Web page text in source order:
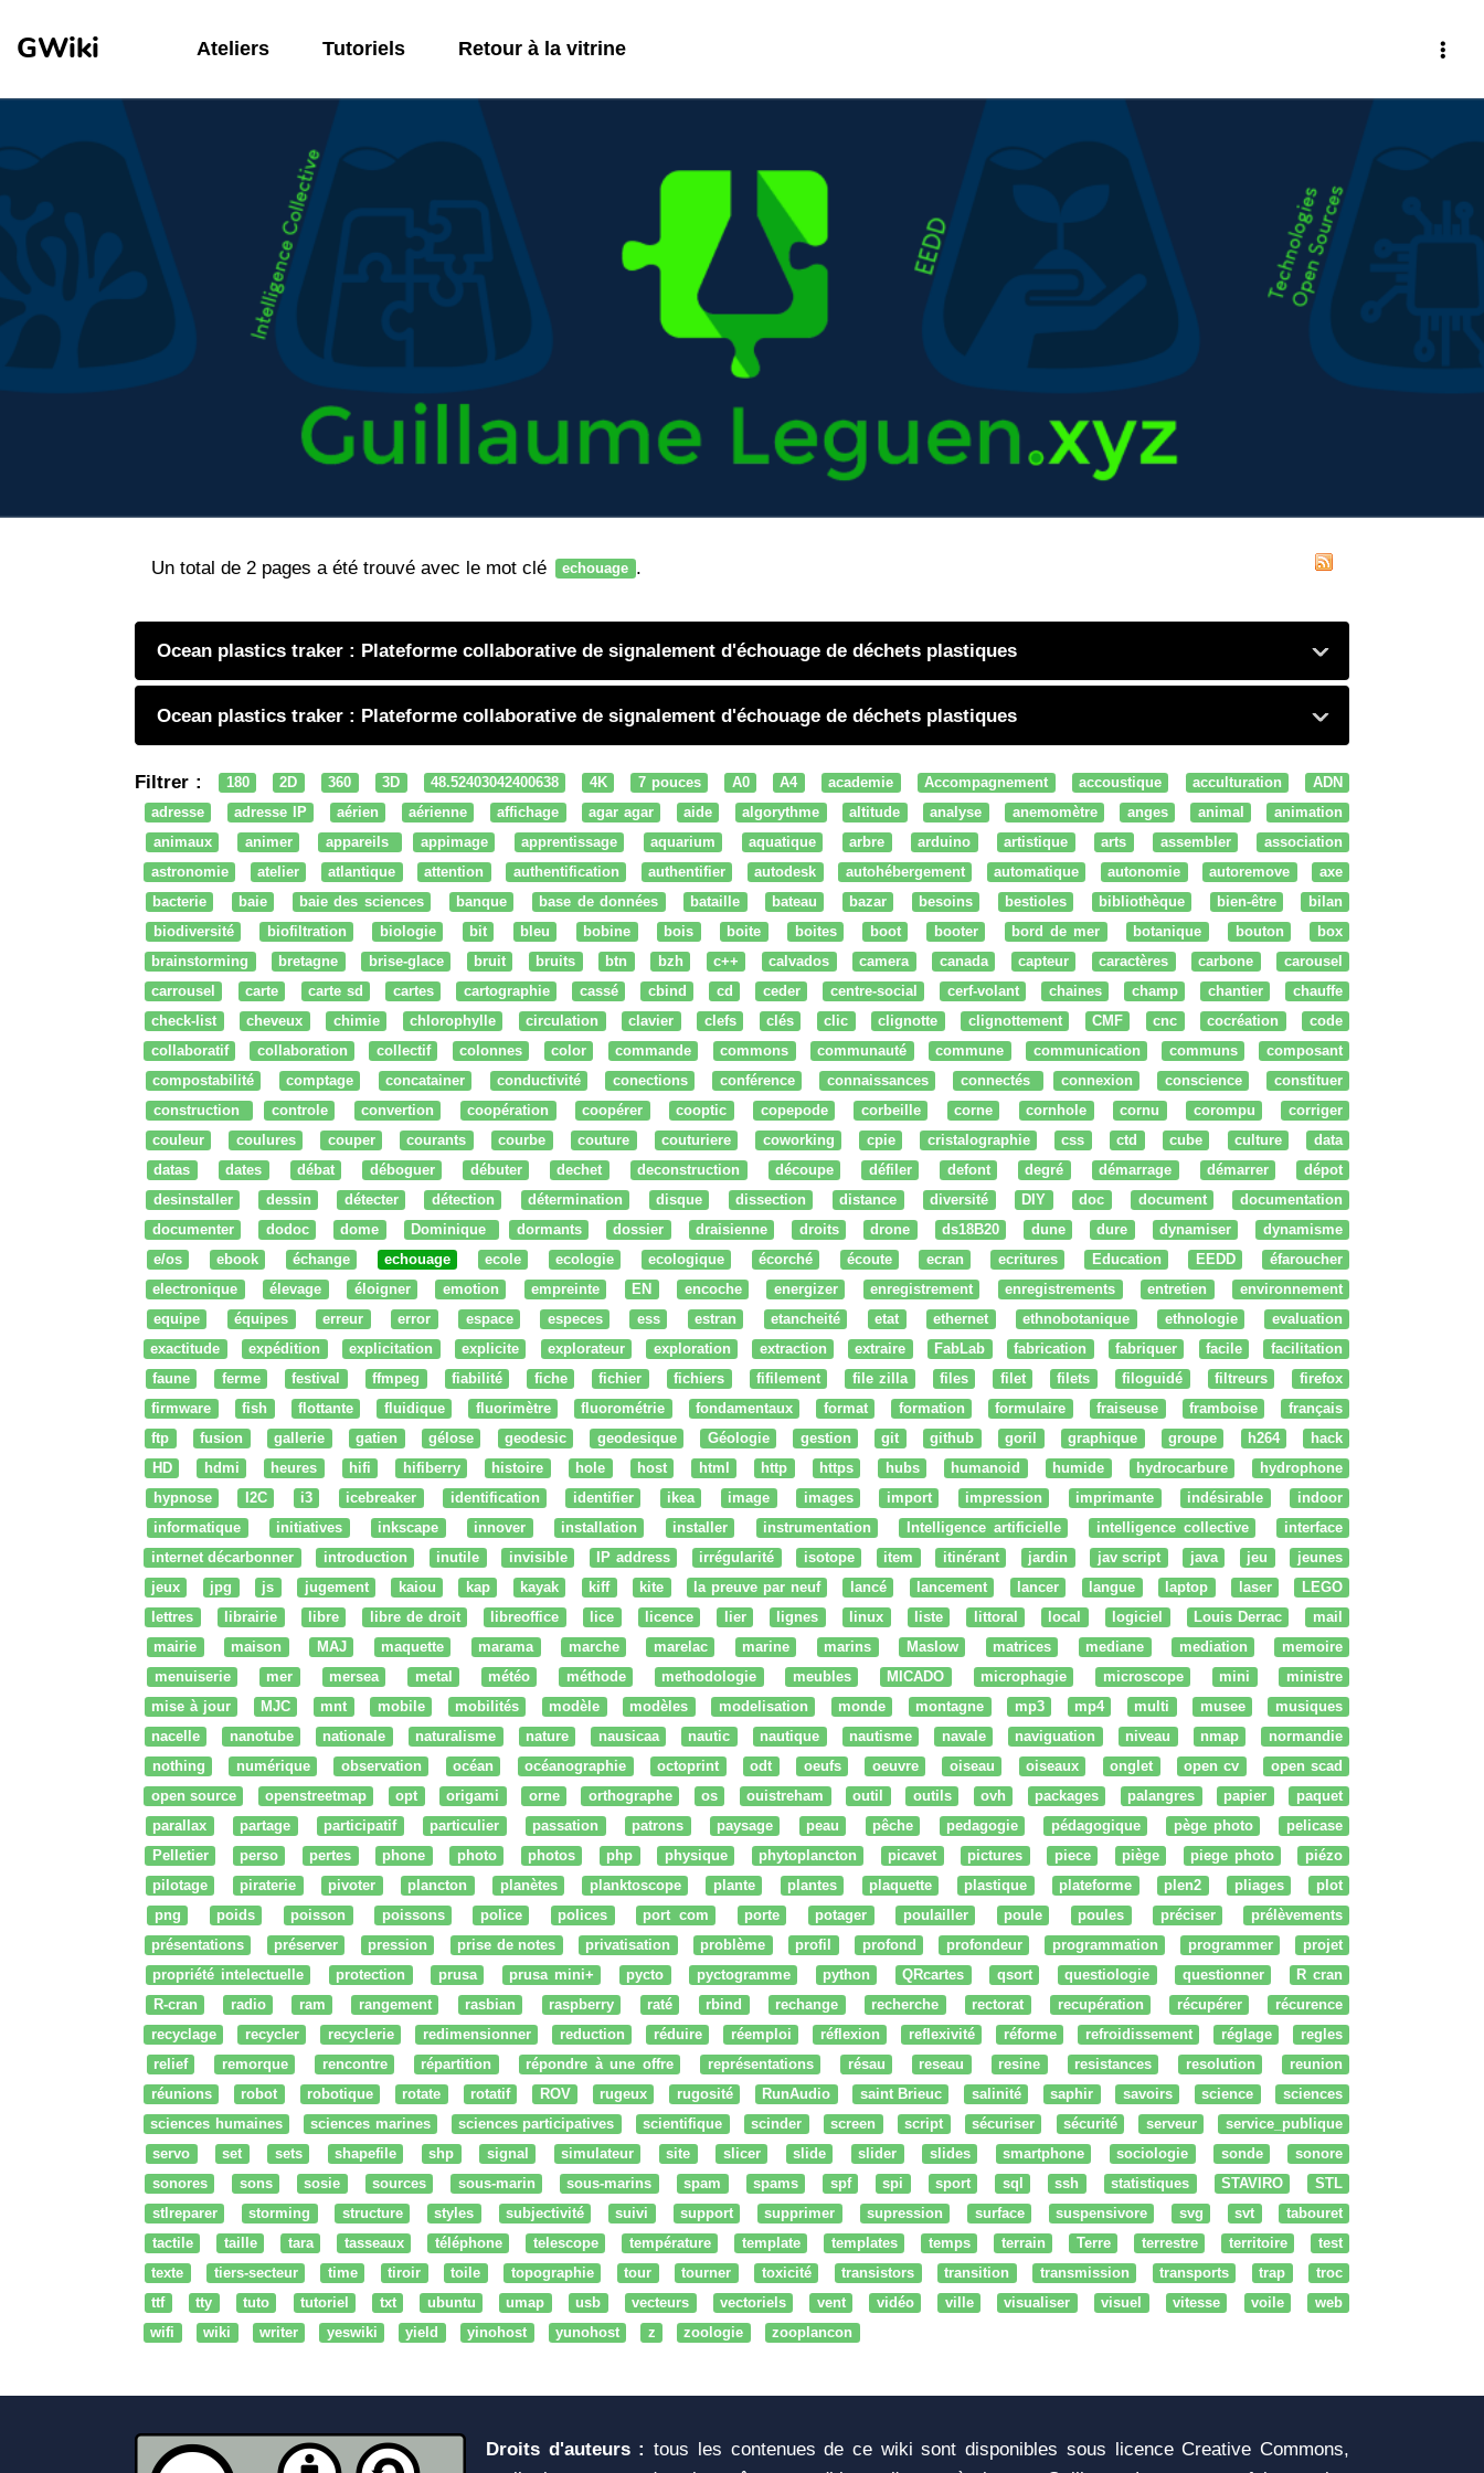
GWiki Ateliers Tutoriels Retour à la vitrine
Un total de 2 pages a été trouvé avec le mot clé echouage .
Ocean plastics traker : Plateforme collaborative de signalement d'échouage de déchets plastiques
Ocean plastics traker : Plateforme collaborative de signalement d'échouage de déchets plastiques
Filtrer : 180 2D 360 3D 48.52403042400638 4K 7 pouces A0 A4 academie Accompagnement accoustique acculturation
ADN
adresse
adresse IP aérien aérienne affichage agar agar aide algorythme altitude analyse anemomètre anges animal
animation
animaux
animer appareils appimage apprentissage aquarium aquatique arbre arduino artistique arts assembler
association
astronomie
atelier atlantique attention authentification authentifier autodesk autohébergement automatique autonomie autoremove
axe
bacterie
baie baie des sciences banque base de données bataille bateau bazar besoins bestioles bibliothèque bien-être
bilan
biodiversité
biofiltration biologie bit bleu bobine bois boite boites boot booter bord de mer botanique bouton
box
brainstorming
bretagne brise-glace bruit bruits btn bzh c++ calvados camera canada capteur caractères carbone
carousel
carrousel
carte carte sd cartes cartographie cassé cbind cd ceder centre-social cerf-volant chaines champ chantier
chauffe
check-list
cheveux chimie chlorophylle circulation clavier clefs clés clic clignotte clignottement CMF cnc cocréation
code
collaboratif
collaboration collectif colonnes color commande commons communauté commune communication communs
composant
compostabilité
comptage concatainer conductivité conections conférence connaissances connectés connexion conscience
constituer
construction
controle convertion coopération coopérer cooptic copepode corbeille corne cornhole cornu corompu
corriger
couleur
coulures couper courants courbe couture couturiere coworking cpie cristalographie css ctd cube culture
data
datas
dates débat déboguer débuter dechet deconstruction découpe défiler defont degré démarrage démarrer
dépot
desinstaller
dessin détecter détection détermination disque dissection distance diversité DIY doc document
documentation
documenter
dodoc dome Dominique dormants dossier draisienne droits drone ds18B20 dune dure dynamiser
dynamisme
e/os
ebook échange echouage ecole ecologie ecologique écorché écoute ecran ecritures Education EEDD
éfaroucher
electronique
élevage éloigner emotion empreinte EN encoche energizer enregistrement enregistrements entretien
environnement
equipe
équipes erreur error espace especes ess estran etancheité etat ethernet ethnobotanique ethnologie
evaluation
exactitude
expédition explicitation explicite explorateur exploration extraction extraire FabLab fabrication fabriquer facile
facilitation
faune
ferme festival ffmpeg fiabilité fiche fichier fichiers fifilement file zilla files filet filets filoguidé filtreurs
firefox
firmware
fish flottante fluidique fluorimètre fluorométrie fondamentaux format formation formulaire fraiseuse framboise
français
ftp
fusion gallerie gatien gélose geodesic geodesique Géologie gestion git github goril graphique groupe h264
hack
HD
hdmi heures hifi hifiberry histoire hole host html http https hubs humanoid humide hydrocarbure
hydrophone
hypnose
I2C i3 icebreaker identification identifier ikea image images import impression imprimante indésirable
indoor
informatique
initiatives inkscape innover installation installer instrumentation Intelligence artificielle intelligence collective
interface
internet décarbonner
introduction inutile invisible IP address irrégularité isotope item itinérant jardin jav script java jeu
jeunes
jeux
jpg js jugement kaiou kap kayak kiff kite la preuve par neuf lancé lancement lancer langue laptop laser
LEGO
lettres
librairie libre libre de droit libreoffice lice licence lier lignes linux liste littoral local logiciel Louis Derrac
mail
mairie
maison MAJ maquette marama marche marelac marine marins Maslow matrices mediane mediation
memoire
menuiserie
mer mersea metal météo méthode methodologie meubles MICADO microphagie microscope mini
ministre
mise à jour
MJC mnt mobile mobilités modèle modèles modelisation monde montagne mp3 mp4 multi musee
musiques
nacelle
nanotube nationale naturalisme nature nausicaa nautic nautique nautisme navale naviguation niveau nmap
normandie
nothing
numérique observation océan océanographie octoprint odt oeufs oeuvre oiseau oiseaux onglet open cv
open scad
open source
openstreetmap opt origami orne orthographe os ouistreham outil outils ovh packages palangres papier
paquet
parallax
partage participatif particulier passation patrons paysage peau pêche pedagogie pédagogique pège photo
pelicase
Pelletier
perso pertes phone photo photos php physique phytoplancton picavet pictures piece piège piege photo
piézo
pilotage
piraterie pivoter plancton planètes planktoscope plante plantes plaquette plastique plateforme plen2 pliages
plot
png
poids poisson poissons police polices port com porte potager poulailler poule poules préciser
prélèvements
présentations
préserver pression prise de notes privatisation problème profil profond profondeur programmation programmer
projet
propriété intelectuelle
protection prusa prusa mini+ pycto pyctogramme python QRcartes qsort questiologie questionner
R cran
R-cran
radio ram rangement rasbian raspberry raté rbind rechange recherche rectorat recupération récupérer
récurence
recyclage
recycler recyclerie redimensionner reduction réduire réemploi réflexion reflexivité réforme refroidissement réglage
regles
relief
remorque rencontre répartition répondre à une offre représentations résau reseau resine resistances resolution
reunion
réunions
robot robotique rotate rotatif ROV rugeux rugosité RunAudio saint Brieuc salinité saphir savoirs science
sciences
sciences humaines
sciences marines sciences participatives scientifique scinder screen script sécuriser sécurité serveur
service_publique
servo
set sets shapefile shp signal simulateur site slicer slide slider slides smartphone sociologie sonde
sonore
sonores
sons sosie sources sous-marin sous-marins spam spams spf spi sport sql ssh statistiques STAVIRO
STL
stlreparer
storming structure styles subjectivité suivi support supprimer supression surface suspensivore svg svt
tabouret
tactile
taille tara tasseaux téléphone telescope température template templates temps terrain Terre terrestre territoire
test
texte
tiers-secteur time tiroir toile topographie tour tourner toxicité transistors transition transmission transports trap
troc
ttf
tty tuto tutoriel txt ubuntu umap usb vecteurs vectoriels vent vidéo ville visualiser visuel vitesse voile
web
wifi
wiki writer yeswiki yield yinohost yunohost z zoologie zooplancon
Droits d'auteurs : tous les contenues de ce wiki sont disponibles sous licence Creative Commons,